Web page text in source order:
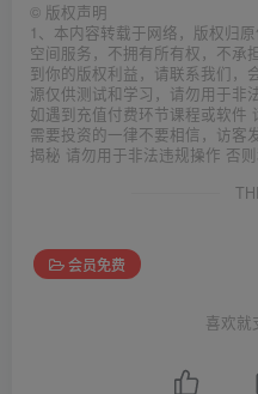
© 版权声明
1、本内容转载于网络，版权归
空间服务，不拥有所有权，不承
到你的版权利益，请联系我们，
源仅供测试和学习，请勿用于非
如遇到充值付费环节课程或软件
需要投资的一律不要相信，访客
揭秘 请勿用于非法违规操作 否
会员免费
喜欢就